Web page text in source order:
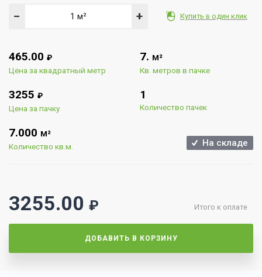
Купить в один клик
− +
465.00 ₽
Цена за квадратный метр
7. М²
Кв. метров в пачке
3255 ₽
Цена за пачку
1
Количество пачек
7.000 М²
Количество кв.м. На складе
Итого к оплате
3255.00 ₽
ДОБАВИТЬ В КОРЗИНУ